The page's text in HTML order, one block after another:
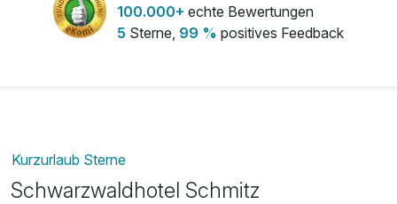
100.000+ echte Bewertungen
5 Sterne, 99 % positives Feedback
Kurzurlaub Sterne
Schwarzwaldhotel Schmitz